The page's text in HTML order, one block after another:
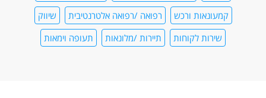
קמעונאות ורכש
רפואה /רפואה אלטרנטיבית
שיווק
שירות לקוחות
תיירות /מלונאות תעופה וימאות